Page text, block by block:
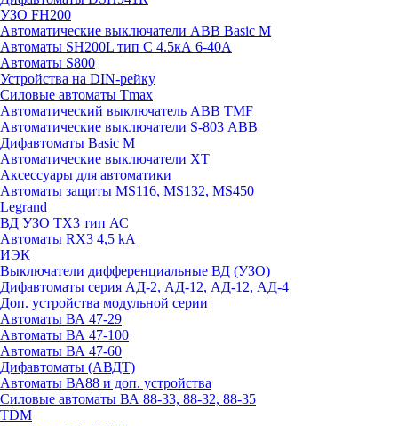
УЗО FH200
Автоматические выключатели ABB Basic M
Автоматы SH200L тип С 4.5кА 6-40А
Автоматы S800
Устройства на DIN-рейку
Силовые автоматы Tmax
Автоматический выключатель ABB TMF
Автоматические выключатели S-803 АВВ
Дифавтоматы Basic M
Автоматические выключатели XT
Аксессуары для автоматики
Автоматы защиты MS116, MS132, MS450
Legrand
ВД УЗО TX3 тип АС
Автоматы RX3 4,5 kA
ИЭК
Выключатели дифференциальные ВД (УЗО)
Дифавтоматы серия АД-2, АД-12, АД-12, АД-4
Доп. устройства модульной серии
Автоматы ВА 47-29
Автоматы ВА 47-100
Автоматы ВА 47-60
Дифавтоматы (АВДТ)
Автоматы ВА88 и доп. устройства
Силовые автоматы ВА 88-33, 88-32, 88-35
TDM